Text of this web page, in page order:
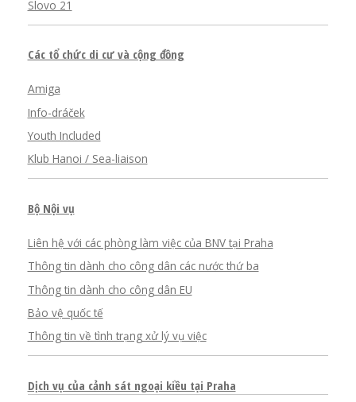
Slovo 21
Các tổ chức di cư và cộng đồng
Amiga
Info-dráček
Youth Included
Klub Hanoi / Sea-liaison
Bộ Nội vụ
Liên hệ với các phòng làm việc của BNV tại Praha
Thông tin dành cho công dân các nước thứ ba
Thông tin dành cho công dân EU
Bảo vệ quốc tế
Thông tin về tình trạng xử lý vụ việc
Dịch vụ của cảnh sát ngoại kiều tại Praha